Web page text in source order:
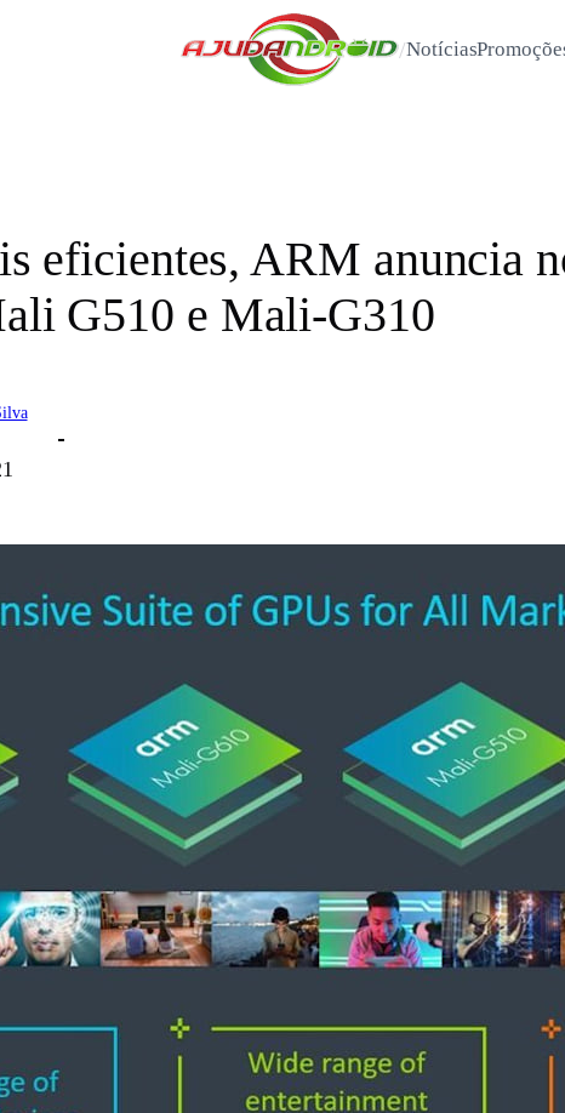
/Notícias
eficientes, ARM anuncia
G510 e Mali-G310